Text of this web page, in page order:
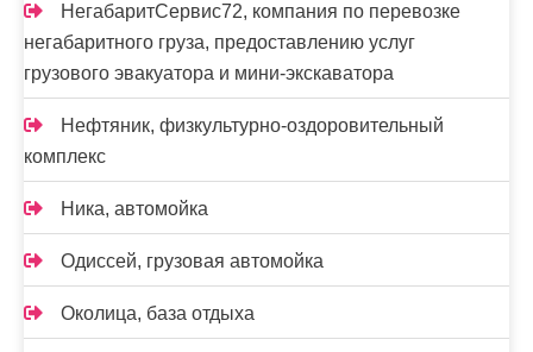
НегабаритСервис72, компания по перевозке
негабаритного груза, предоставлению услуг
грузового эвакуатора и мини-экскаватора
Нефтяник, физкультурно-оздоровительный
комплекс
Ника, автомойка
Одиссей, грузовая автомойка
Околица, база отдыха